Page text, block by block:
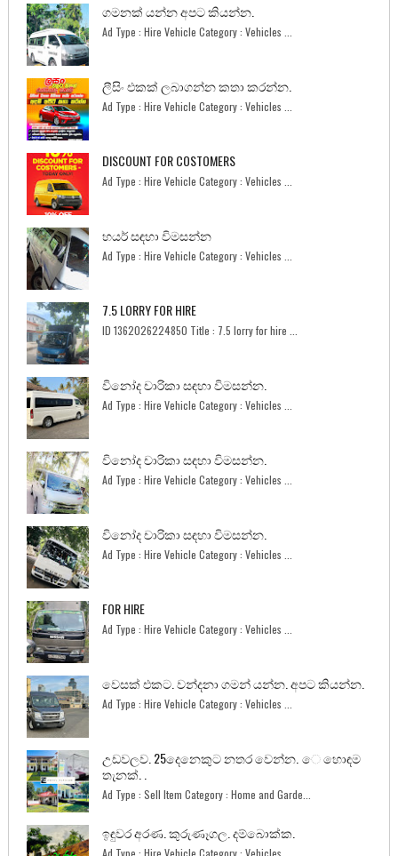
ගමනක් යන්න අපට කියන්න.
Ad Type : Hire Vehicle Category : Vehicles ...
ලීසිං එකක් ලබාගන්න කතා කරන්න.
Ad Type : Hire Vehicle Category : Vehicles ...
DISCOUNT FOR COSTOMERS
Ad Type : Hire Vehicle Category : Vehicles ...
හයර් සඳහා විමසන්න
Ad Type : Hire Vehicle Category : Vehicles ...
7.5 LORRY FOR HIRE
ID 1362026224850 Title : 7.5 lorry for hire ...
විනෝද චාරිකා සඳහා විමසන්න.
Ad Type : Hire Vehicle Category : Vehicles ...
විනෝද චාරිකා සඳහා විමසන්න.
Ad Type : Hire Vehicle Category : Vehicles ...
විනෝද චාරිකා සඳහා විමසන්න.
Ad Type : Hire Vehicle Category : Vehicles ...
FOR HIRE
Ad Type : Hire Vehicle Category : Vehicles ...
වෙසක් එකට. වන්දනා ගමන් යන්න. අපට කියන්න.
Ad Type : Hire Vehicle Category : Vehicles ...
උඩවලව. 25දෙනෙකුට නතර වෙන්න. ෙ හොඳම
තැනක්. .
Ad Type : Sell Item Category : Home and Garde...
ඉඳුවර අරණ. කුරුණෑගල. දම්බොක්ක.
Ad Type : Hire Vehicle Category : Vehicles ...